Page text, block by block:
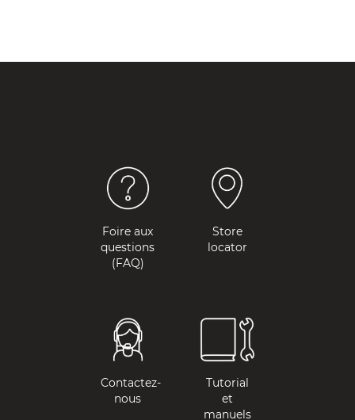
Foire aux
questions
(FAQ)
Store
locator
Contactez-
nous
Tutorial
et
manuels